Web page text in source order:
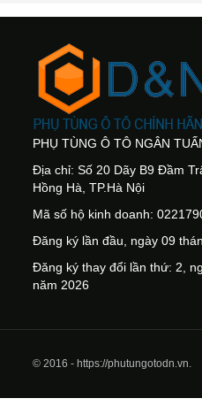
PHỤ TÙNG Ô TÔ NGÂN
Địa chỉ: Số 20 Dãy B9 Đầm
Hồng Hà, TP.Hà Nội
Mã số hộ kinh doanh:
Đăng ký lần đầu, ngày 09
Đăng ký thay đổi lần thứ: 2,
năm 2026
© 2016 - https://phutungotodn.vn.